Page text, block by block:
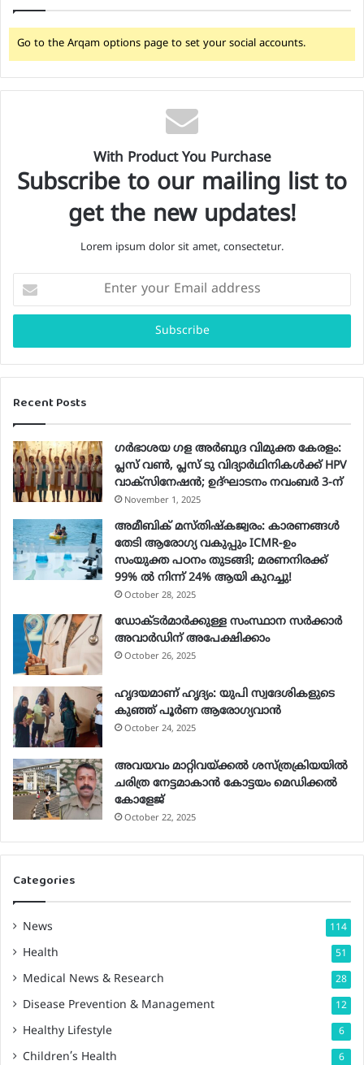
Go to the Arqam options page to set your social accounts.
With Product You Purchase
Subscribe to our mailing list to
get the new updates!
Lorem ipsum dolor sit amet, consectetur.
t
r
y
u
m
a
i
l
a
d
d
r
Recent Posts
ഗർഭാശയ ഗള അർബുദ വിമുക്ത കേരളം:
പ്ലസ് വൺ, പ്ലസ് ടു വിദ്യാർഥിനികൾക്ക് HPV
വാക്‌സിനേഷൻ; ഉദ്ഘാടനം നവംബർ 3-ന്
November 1, 2025
അമീബിക് മസ്തിഷ്കജ്വരം: കാരണങ്ങൾ
തേടി ആരോഗ്യ വകുപ്പും ICMR-ഉം
സംയുക്ത പഠനം തുടങ്ങി; മരണനിരക്ക്
99% ൽ നിന്ന് 24% ആയി കുറച്ചു!
October 28, 2025
ഡോക്ടർമാർക്കുള്ള സംസ്ഥാന സർക്കാർ
അവാർഡിന് അപേക്ഷിക്കാം
October 26, 2025
ഹൃദയമാണ് ഹൃദ്യം: യുപി സ്വദേശികളുടെ
കുഞ്ഞ് പൂര്‍ണ ആരോഗ്യവാന്‍
October 24, 2025
അവയവം മാറ്റിവയ്ക്കല്‍ ശസ്ത്രക്രിയയില്‍
ചരിത്ര നേട്ടമാകാന്‍ കോട്ടയം മെഡിക്കല്‍
കോളേജ്
October 22, 2025
Categories
News 114
Health 51
Medical News & Research 28
Disease Prevention & Management 12
Healthy Lifestyle 6
Children’s Health 6